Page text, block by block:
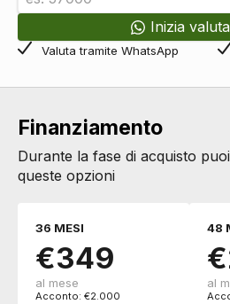
Inizia
Valuta tramite WhatsApp
Finanziamento
Durante la fase di acquisto
queste opzioni
36 MESI
€349
al mese
Acconto: €2.000
48
al